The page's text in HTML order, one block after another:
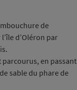
de
d’Oléron par
en passant
sable du phare de